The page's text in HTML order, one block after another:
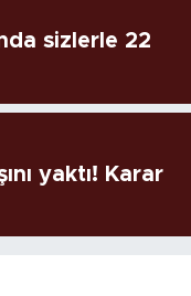
sizlerle 22
yaktı! Karar